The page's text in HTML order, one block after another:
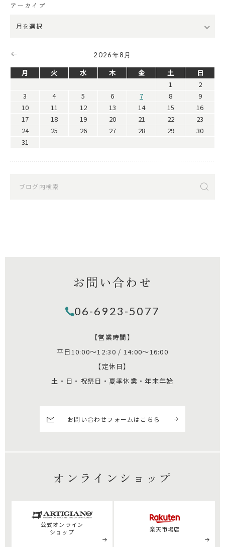
アーカイブ
2026年8月
月 火 水 木 金 土
日
1
2
3
4 5 6 7 8
9
10
11 12 13 14 15
16
17
18 19 20 21 22
23
24
25 26 27 28 29
30
31
お問い合わせ
06-6923-5077
【営業時間】
平日10:00～12:30 / 14:00～16:00
【定休日】
土・日・祝祭日・夏季休業・年末年始
お問い合わせフォームはこちら
オンラインショップ
公式オンライン
ショップ
楽天市場店